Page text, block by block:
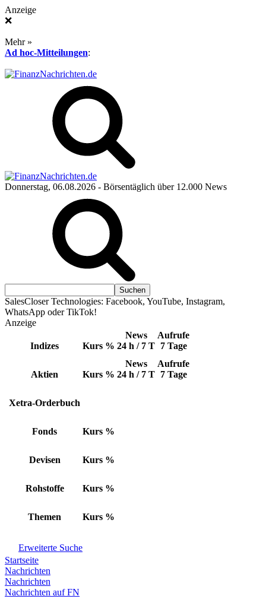
Anzeige
❌
Mehr »
Ad hoc-Mitteilungen:
Donnerstag, 06.08.2026 - Börsentäglich über 12.000 News
SalesCloser Technologies: Facebook, YouTube, Instagram,
WhatsApp oder TikTok!
Anzeige
Indizes Kurs %
News
24 h / 7 T
Aufrufe
7 Tage
Aktien Kurs %
News
24 h / 7 T
Aufrufe
7 Tage
Xetra-Orderbuch
Fonds Kurs %
Devisen Kurs %
Rohstoffe Kurs %
Themen Kurs %
Erweiterte Suche
Startseite
Nachrichten
Nachrichten
Nachrichten auf FN